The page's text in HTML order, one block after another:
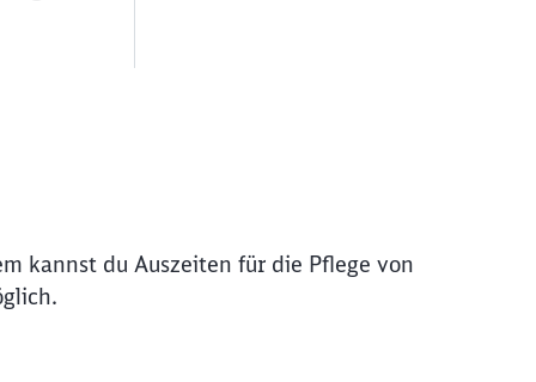
kannst du Auszeiten für die Pflege von